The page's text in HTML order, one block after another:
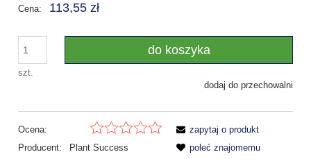
Cena: 113,55 zł
szt.
do koszyka
dodaj do przechowalni
Ocena:
Producent:
Plant Success
zapytaj o produkt
poleć znajomemu